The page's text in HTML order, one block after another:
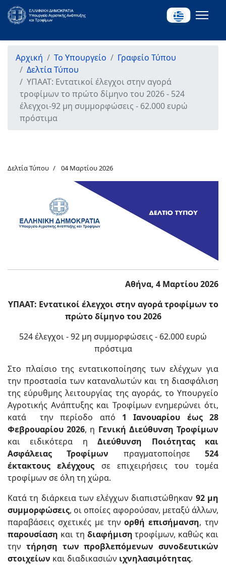
Αρχική Το Υπουργείο
Γραφείο Τύπου
Δελτία Τύπου
ΥΠΑΑΤ: Εντατικοί έλεγχοι στην αγορά
τροφίμων το πρώτο δίμηνο του 2026 - 524
έλεγχοι-92 μη συμμορφώσεις - 62.000 ευρώ
πρόστιμα
Δελτία Τύπου 04 Μαρτίου 2026
Αθήνα, 4 Μαρτίου 2026
ΥΠΑΑΤ: Εντατικοί έλεγχοι στην αγορά τροφίμων το
πρώτο δίμηνο του 2026
524 έλεγχοι - 92 μη συμμορφώσεις - 62.000 ευρώ
πρόστιμα
Στο πλαίσιο της εντατικοποίησης των ελέγχων για
την προστασία των καταναλωτών και τη διασφάλιση
της εύρυθμης λειτουργίας της αγοράς, το Υπουργείο
Αγροτικής Ανάπτυξης και Τροφίμων ενημερώνει ότι,
κατά την περίοδο από 1 Ιανουαρίου έως 28
Φεβρουαρίου 2026, η Γενική Διεύθυνση Τροφίμων
και ειδικότερα ηΔιεύθυνση Ποιότητας και
Ασφάλειας Τροφίμων πραγματοποίησε524
έκτακτους ελέγχους σε επιχειρήσεις του τομέα
τροφίμων σε όλη τη χώρα.
Κατά τη διάρκεια των ελέγχων διαπιστώθηκαν 92 μη
συμμορφώσεις, οι οποίες αφορούσαν, μεταξύ άλλων,
παραβάσεις σχετικές με τηνορθή επισήμανση, την
παρουσίαση και τη διαφήμιση τροφίμων, καθώς και
την τήρηση των προβλεπόμενων συνοδευτικών
στοιχείων και διαδικασιών ιχνηλασιμότητας.